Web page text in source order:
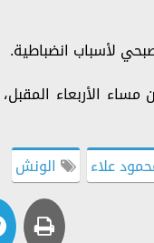
لأسباب انضباطية.
الأربعاء
علاء الونش